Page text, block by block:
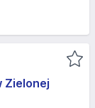
Zielonej